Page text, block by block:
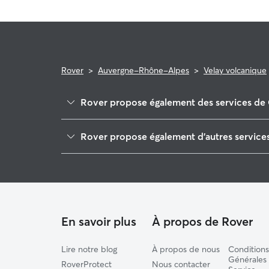
Rover > Auvergne-Rhône-Alpes > Velay volcanique
Rover propose également des services de
Le Monastier-sur-Gazeille
Saint-Paulien
Saint-Pierre-Eynac
Rover propose également d'autres
En savoir plus
Lire notre blog
RoverProtect
À propos de Rover
À propos de nous
Nous contacter
Conditions
Générales